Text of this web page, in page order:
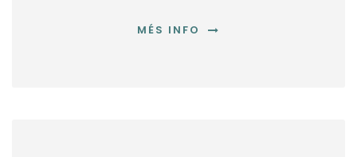
MÉS INFO